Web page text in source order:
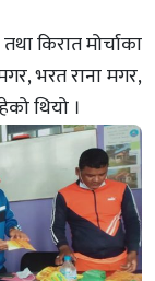
किरात मोर्चाका
भरत राना मगर,
थियो ।